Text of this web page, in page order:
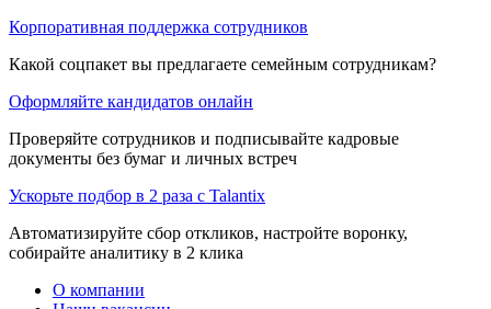
Корпоративная поддержка сотрудников
Какой соцпакет вы предлагаете семейным сотрудникам?
Оформляйте кандидатов онлайн
Проверяйте сотрудников и подписывайте кадровые
документы без бумаг и личных встреч
Ускорьте подбор в 2 раза с Talantix
Автоматизируйте сбор откликов, настройте воронку,
собирайте аналитику в 2 клика
О компании